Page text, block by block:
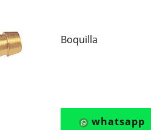
Boquilla
whatsapp